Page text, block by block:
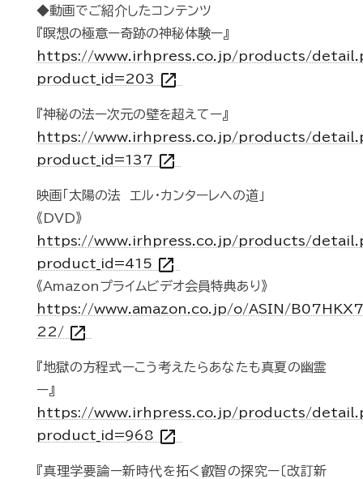
◆動画でご紹介したコンテンツ
『瞑想の極意ー奇跡の神秘体験ー』
https://www.irhpress.co.jp/products/
product_id=203 open_in_new
『神秘の法ー次元の壁を超えてー』
https://www.irhpress.co.jp/products/
product_id=137 open_in_new
映画「太陽の法 エル・カンターレへの道」
《DVD》
https://www.irhpress.co.jp/products/
product_id=415 open_in_new
《Amazonプライムビデオ会員特典あり》
https://www.amazon.co.jp/o/ASIN/
22/ open_in_new
『地獄の方程式ーこう考えたらあなたも真夏の幽霊
ー』
https://www.irhpress.co.jp/products/
product_id=968 open_in_new
『真理学要論ー新時代を拓く叡智の探究ー〔改訂新